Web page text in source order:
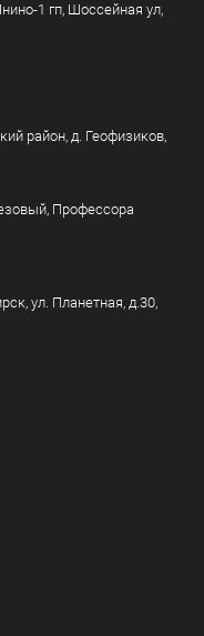
1 гп, Шоссейная ул,
район, д. Геофизиков,
Профессора
ул. Планетная, д.30,